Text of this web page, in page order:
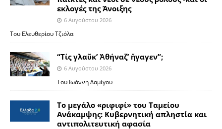
εκλογές της Άνοιξης
6 Αυγούστου 2026
Του Ελευθερίου Τζιόλα
“Τίς γλαῦκ’ Ἀθήναζ’ ἤγαγεν”;
6 Αυγούστου 2026
Του Ιωάννη Δαμίγου
Το μεγάλο «ριφιφί» του Ταμείου
Ανάκαμψης: Κυβερνητική απληστία και
αντιπολιτευτική αφασία